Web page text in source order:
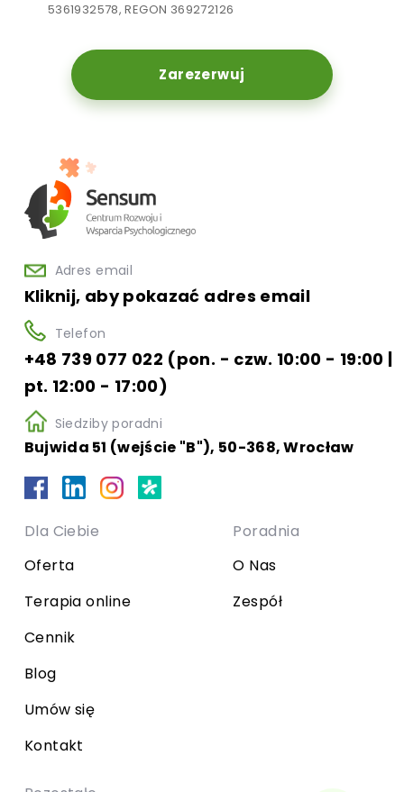
5361932578, REGON 369272126
Zarezerwuj
Adres email
Kliknij, aby pokazać adres email
Telefon
+48 739 077 022 (pon. - czw. 10:00 - 19:00 |
pt. 12:00 - 17:00)
Siedziby poradni
Bujwida 51 (wejście "B"), 50-368, Wrocław
Dla Ciebie
Oferta
Terapia online
Cennik
Blog
Umów się
Kontakt
Poradnia
O Nas
Zespół